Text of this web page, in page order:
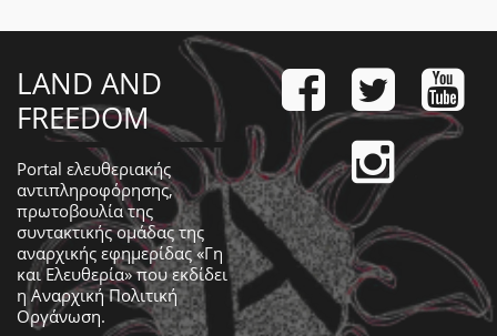
LAND AND
FREEDOM
Portal ελευθεριακής
αντιπληροφόρησης,
πρωτοβουλία της
συντακτικής ομάδας της
αναρχικής εφημερίδας «Γη
και Ελευθερία» που εκδίδει
ηΑναρχική Πολιτική
Οργάνωση.